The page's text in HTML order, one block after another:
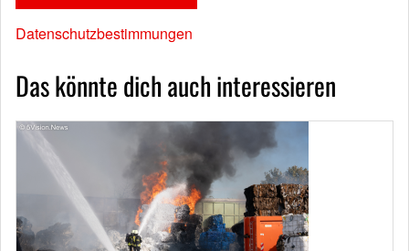
Datenschutzbestimmungen
Das könnte dich auch interessieren